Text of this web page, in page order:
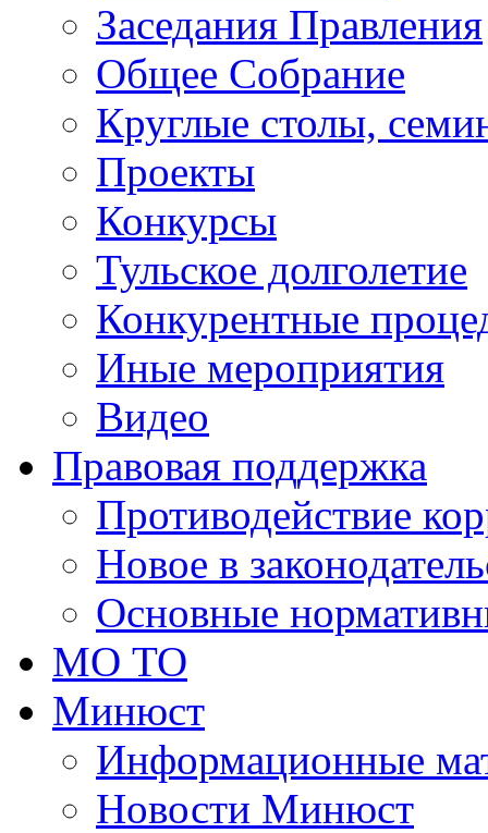
Заседания Правления
Общее Собрание
Круглые столы,
Проекты
Конкурсы
Тульское долголетие
Конкурентные
Иные мероприятия
Видео
Правовая поддержка
Противодействие
Новое в
Основные
МО ТО
Минюст
Информационные
Новости Минюст